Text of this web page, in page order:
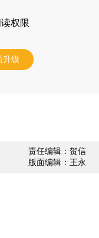
权限
升级
责任编辑：贺信
版面编辑：王永